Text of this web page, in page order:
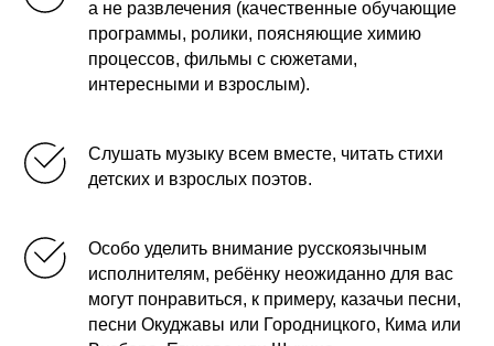
а не развлечения (качественные обучающие
программы, ролики, поясняющие химию
процессов, фильмы с сюжетами,
интересными и взрослым).
Слушать музыку всем вместе, читать стихи
детских и взрослых поэтов.
Особо уделить внимание русскоязычным
исполнителям, ребёнку неожиданно для вас
могут понравиться, к примеру, казачьи песни,
песни Окуджавы или Городницкого, Кима или